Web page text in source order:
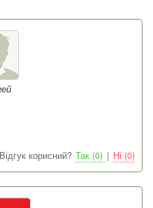
Відгук корисний? Так (0) | Ні (0)